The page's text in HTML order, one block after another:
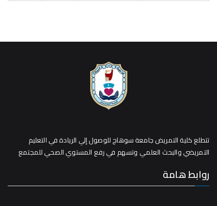
تتطلع كلية التمريض جامعة سوهاج للوصول إلي الريادة في التعليم
التمريضي والبحث العلمي وتسهم في رفع المستوي الصحي للمجتمع
روابط هامة